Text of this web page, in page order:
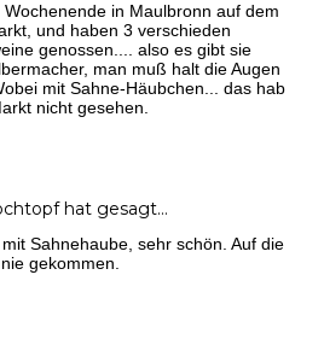
in Maulbronn auf dem
und haben 3 verschieden
genossen.... also es gibt sie
man muß halt die Augen
mit Sahne-Häubchen... das hab
nicht gesehen.
hat gesagt…
Sahnehaube, sehr schön. Auf die
gekommen.